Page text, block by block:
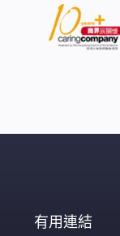
有用連結